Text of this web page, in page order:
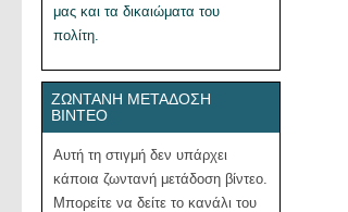
μας και τα δικαιώματα του
πολίτη.
ΖΩΝΤΑΝΉ ΜΕΤΆΔΟΣΗ
ΒΊΝΤΕΟ
Αυτή τη στιγμή δεν υπάρχει
κάποια ζωντανή μετάδοση βίντεο.
Μπορείτε να δείτε το κανάλι του